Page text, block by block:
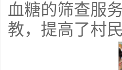
血糖的筛查服
教，提高了村